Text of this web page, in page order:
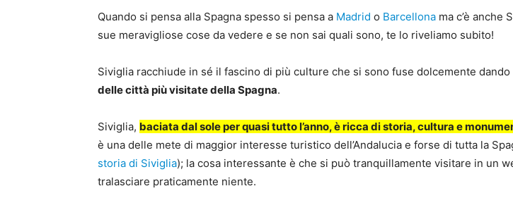
Quando si pensa alla Spagna spesso si pensa a Madrid o Barcellona ma c’è anche
sue meravigliose cose da vedere e se non sai quali sono, te lo riveliamo subito!
Siviglia racchiude in sé il fascino di più culture che si sono fuse dolcemente dando
delle città più visitate della Spagna.
Siviglia, baciata dal sole per quasi tutto l’anno, è ricca di storia, cultura e
è una delle mete di maggior interesse turistico dell’Andalucia e forse di tutta la
storia di Siviglia); la cosa interessante è che si può tranquillamente visitare in un
tralasciare praticamente niente.